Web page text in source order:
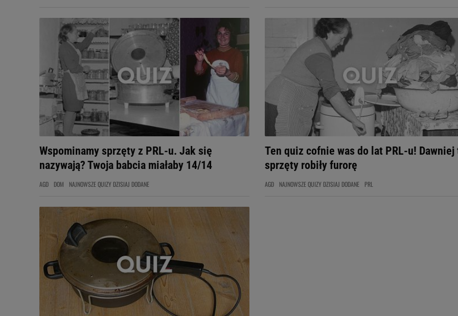
Wspominamy sprzęty z PRL-u. Jak się
nazywają? Twoja babcia miałaby 14/14
AGD DOM NAJNOWSZE QUIZY DZISIAJ DODANE
Ten quiz cofnie was do lat PRL-u! Dawniej
sprzęty robiły furorę
AGD NAJNOWSZE QUIZY DZISIAJ DODANE PRL